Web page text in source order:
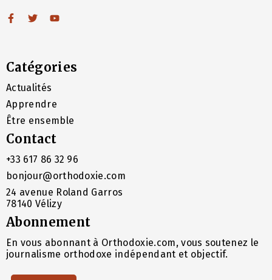
Catégories
Actualités
Apprendre
Être ensemble
Contact
+33 617 86 32 96
bonjour@orthodoxie.com
24 avenue Roland Garros
78140 Vélizy
Abonnement
En vous abonnant à Orthodoxie.com, vous soutenez le
journalisme orthodoxe indépendant et objectif.